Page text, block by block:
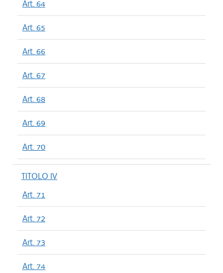
Art. 64
Art. 65
Art. 66
Art. 67
Art. 68
Art. 69
Art. 70
TITOLO IV
Art. 71
Art. 72
Art. 73
Art. 74